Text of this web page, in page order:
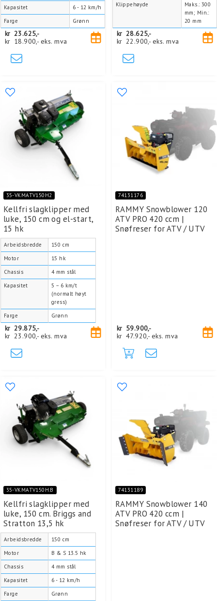
Kapasitet
6 - 12 km/h
Farge
Grønn
kr 23.625,-
kr 18.900,- eks. mva
Klippehøyde
Maks.: 300
mm; Min.:
20 mm
kr 28.625,-
kr 22.900,- eks. mva
35-VKMATV150H2
Kellfri slagklipper med
luke, 150 cm og el-start,
15 hk
Arbeidsbredde
150 cm
Motor
15 hk
Chassis
4 mm stål
Kapasitet
5 – 6 km/t
(normalt høyt
gress)
Farge
Grønn
kr 29.875,-
kr 23.900,- eks. mva
74131176
RAMMY Snowblower 120
ATV PRO 420 ccm |
Snøfreser for ATV / UTV
kr 59.900,-
kr 47.920,- eks. mva
35-VKMATV150H.B
Kellfri slagklipper med
luke, 150 cm. Briggs and
Stratton 13,5 hk
Arbeidsbredde
150 cm
Motor
B & S 13.5 hk
Chassis
4 mm stål
Kapasitet
6 - 12 km/h
Farge
Grønn
74131189
RAMMY Snowblower 140
ATV PRO 420 ccm |
Snøfreser for ATV / UTV